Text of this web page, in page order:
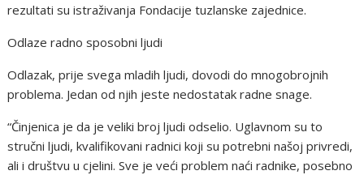
rezultati su istraživanja Fondacije tuzlanske zajednice.
Odlaze radno sposobni ljudi
Odlazak, prije svega mladih ljudi, dovodi do mnogobrojnih
problema. Jedan od njih jeste nedostatak radne snage.
“Činjenica je da je veliki broj ljudi odselio. Uglavnom su to
stručni ljudi, kvalifikovani radnici koji su potrebni našoj privredi,
ali i društvu u cjelini. Sve je veći problem naći radnike, posebno